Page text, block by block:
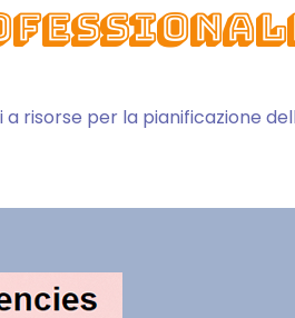
risorse per la pianificazione